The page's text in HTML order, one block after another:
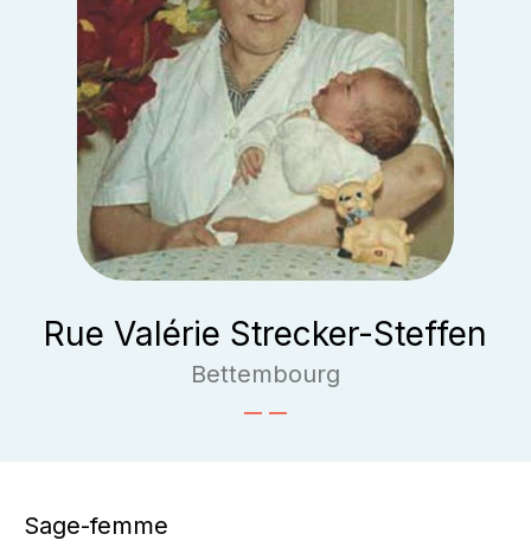
Rue Valérie Strecker-Steffen
Bettembourg
Sage-femme